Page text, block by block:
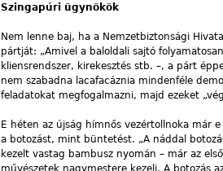
Szingapúri ügynökök
Nem lenne baj, ha a Nemzetbiztonsági
pártját: „Amivel a baloldali sajtó
kliensrendszer, kirekesztés stb. –, a párt
nem szabadna lacafacáznia mindenféle
feladatokat megfogalmazni, majd ezeket
E héten az újság hímnős vezértollnoka már
a botozást, mint büntetést. „A náddal
kezelt vastag bambusz nyomán – már az
művészetek nagymestere kezeli. A botozás